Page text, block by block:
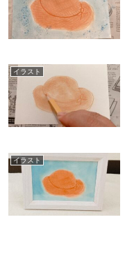
イラスト
イラスト